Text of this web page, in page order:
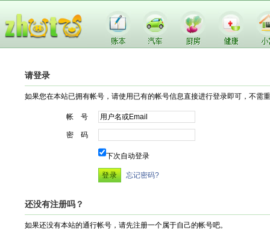
请登录
如果您在本站已拥有帐号，请使用已有的帐号信息直接进行登录即可，不需
帐 号
密 码
下次自动登录
忘记密码?
还没有注册吗？
如果还没有本站的通行帐号，请先注册一个属于自己的帐号吧。